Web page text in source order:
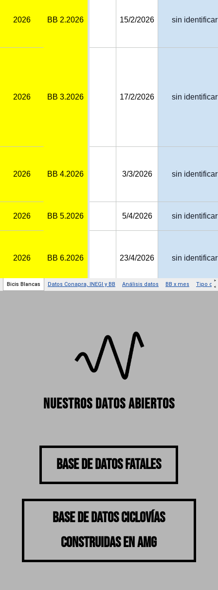
NUESTROS DATOS ABIERTOS
BASE DE DATOS FATALES
BASE DE DATOS CICLOVÍAS
CONSTRUIDAS EN AMG